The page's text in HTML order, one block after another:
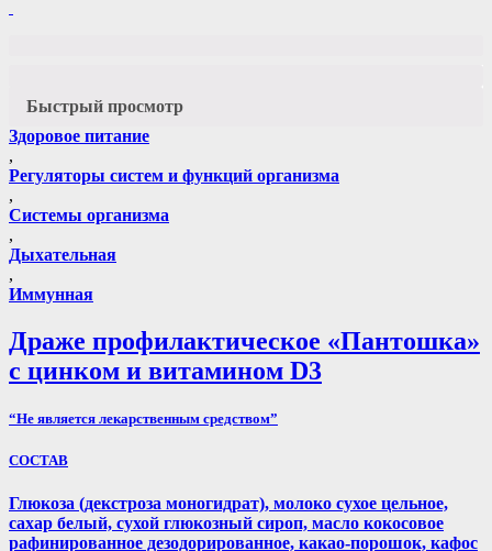
Быстрый просмотр
Здоровое питание
,
Регуляторы систем и функций организма
,
Системы организма
,
Дыхательная
,
Иммунная
Драже профилактическое «Пантошка»
с цинком и витамином D3
“Не является лекарственным средством”
СОСТАВ
Глюкоза (декстроза моногидрат), молоко сухое цельное,
сахар белый, сухой глюкозный сироп, масло кокосовое
рафинированное дезодорированное, какао-порошок, кафос